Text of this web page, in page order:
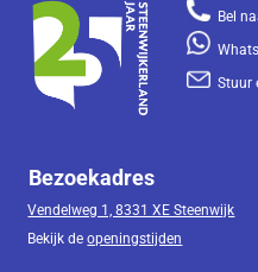
Bel
Stuur
Bezoekadres
Vendelweg 1, 8331 XE Steenwijk
Bekijk deopeningstijden